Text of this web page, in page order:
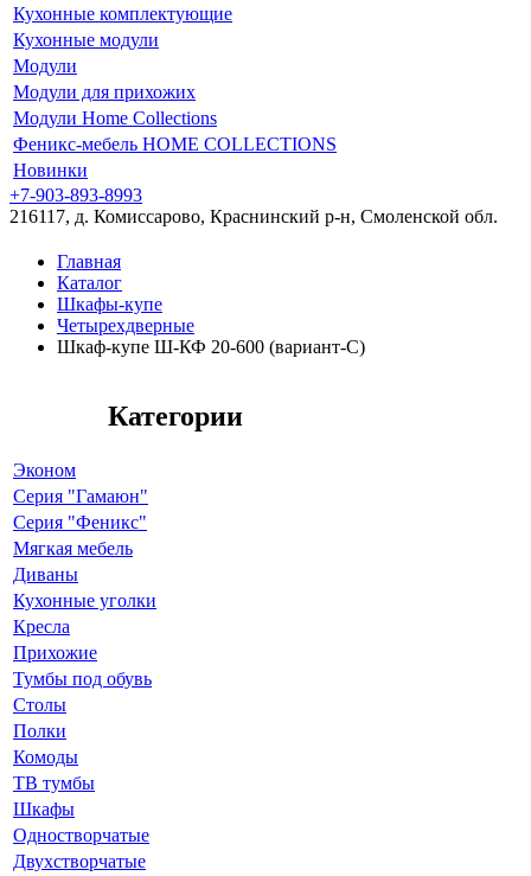
Кухонные комплектующие
Кухонные модули
Модули
Модули для прихожих
Модули Home Collections
Феникс-мебель HOME COLLECTIONS
Новинки
+7-903-893-8993
216117, д. Комиссарово, Краснинский р-н, Смоленской обл.
Главная
Каталог
Шкафы-купе
Четырехдверные
Шкаф-купе Ш-КФ 20-600 (вариант-C)
Категории
Эконом
Серия "Гамаюн"
Серия "Феникс"
Мягкая мебель
Диваны
Кухонные уголки
Кресла
Прихожие
Тумбы под обувь
Столы
Полки
Комоды
ТВ тумбы
Шкафы
Одностворчатые
Двухстворчатые